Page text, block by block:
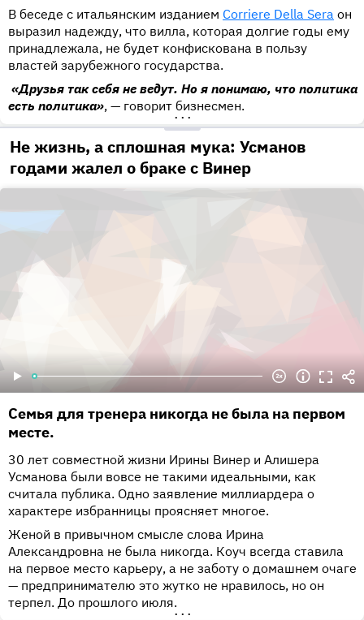
В беседе с итальянским изданием Corriere Della Sera он
выразил надежду, что вилла, которая долгие годы ему
принадлежала, не будет конфискована в пользу
властей зарубежного государства.
«Друзья так себя не ведут. Но я понимаю, что политика
есть политика», — говорит бизнесмен.
•••
Не жизнь, а сплошная мука: Усманов
годами жалел о браке с Винер
Семья для тренера никогда не была на первом
месте.
30 лет совместной жизни Ирины Винер и Алишера
Усманова были вовсе не такими идеальными, как
считала публика. Одно заявление миллиардера о
характере избранницы проясняет многое.
Женой в привычном смысле слова Ирина
Александровна не была никогда. Коуч всегда ставила
на первое место карьеру, а не заботу о домашнем очаге
— предпринимателю это жутко не нравилось, но он
терпел. До прошлого июля.
•••